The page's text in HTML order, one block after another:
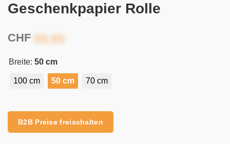
Geschenkpapier Rolle
CHF
Breite: 50 cm
100 cm 50 cm 70 cm
B2B Preise freischalten